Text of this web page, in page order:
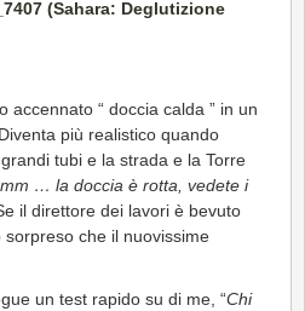
accennato “ doccia calda ” in un
più realistico quando
tubi e la strada e la Torre
… la doccia è rotta, vedete i
il direttore dei lavori è bevuto
che il nuovissime
un test rapido su di me, “Chi